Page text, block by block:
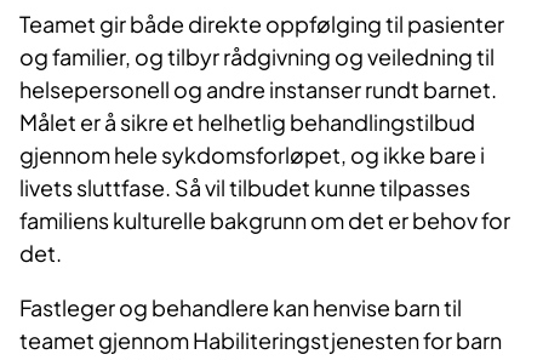
Teamet gir både direkte oppfølging til pasienter
og familier, og tilbyr rådgivning og veiledning til
helsepersonell og andre instanser rundt barnet.
Målet er å sikre et helhetlig behandlingstilbud
gjennom hele sykdomsforløpet, og ikke bare i
livets sluttfase. Så vil tilbudet kunne tilpasses
familiens kulturelle bakgrunn om det er behov for
det.
Fastleger og behandlere kan henvise barn til
teamet gjennom Habiliteringstjenesten for barn